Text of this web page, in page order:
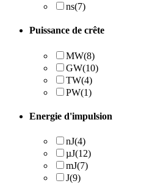
ns(7)
Puissance de crête
MW(8)
GW(10)
TW(4)
PW(1)
Energie d'impulsion
nJ(4)
µJ(12)
mJ(7)
J(9)